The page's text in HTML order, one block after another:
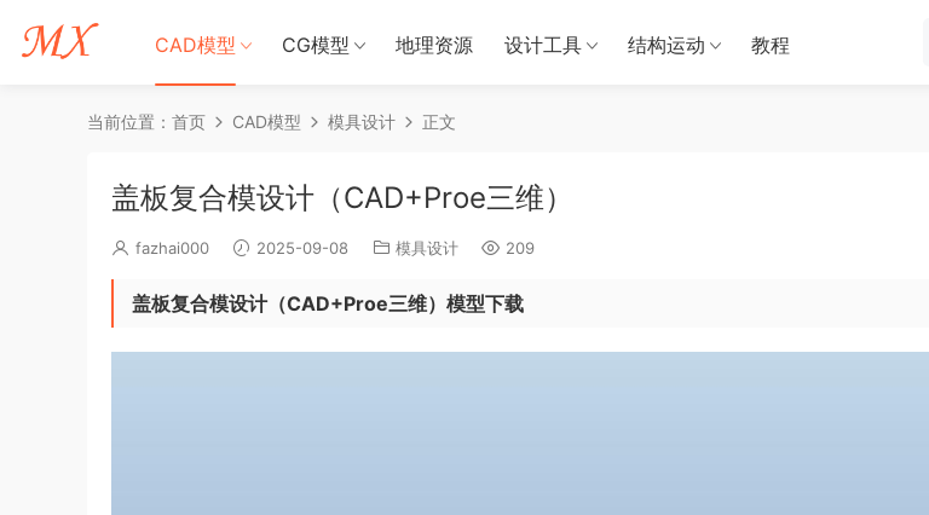
CAD模型 CG模型 地理资源 设计工具 结构运动 教程
当前位置： 首页 CAD模型 模具设计 正文
盖板复合模设计（CAD+Proe三维）
fazhai000 2025-09-08 模具设计 209
盖板复合模设计（CAD+Proe三维）模型下载